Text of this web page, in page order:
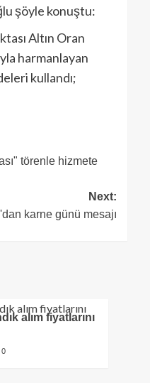
şöyle konuştu:
Altın Oran
harmanlayan
kullandı;
törenle hizmete
Next:
karne günü mesajı
alım fiyatlarını
0